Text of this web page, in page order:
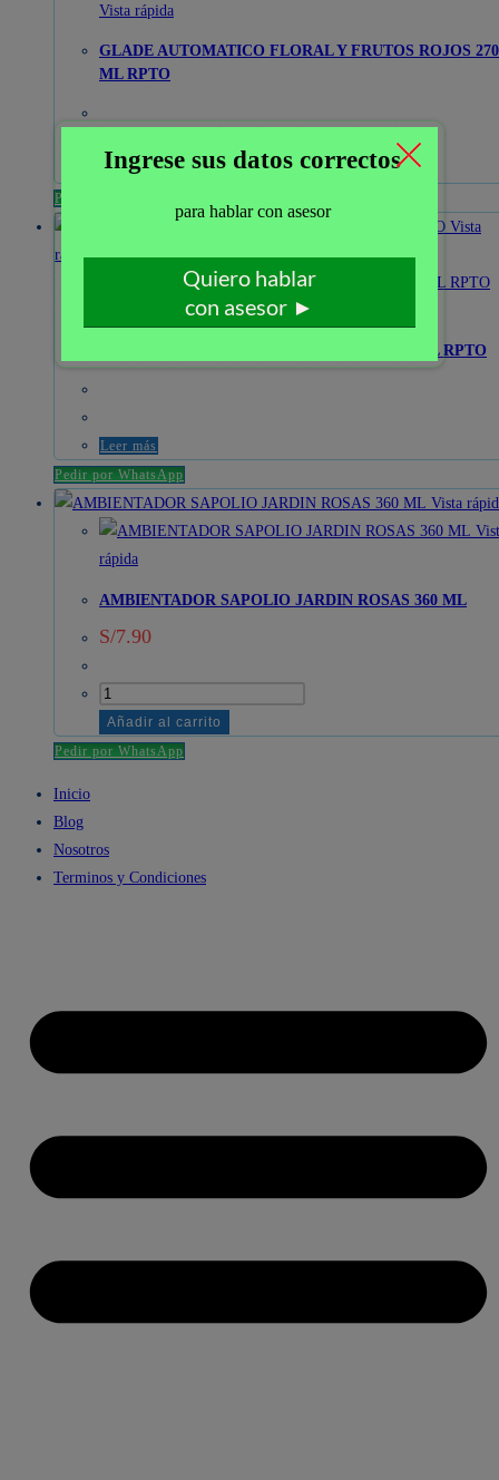
Vista rápida
GLADE AUTOMATICO FLORAL Y FRUTOS ROJOS 270
ML RPTO
Leer más
Pedir por WhatsApp
Vista
rápida
GLADE AUTOMATICO PARAISO AZUL 270 ML RPTO
Leer más
Pedir por WhatsApp
Vista
rápida
AMBIENTADOR SAPOLIO JARDIN ROSAS 360 ML
S/7.90
AMBIENTADOR
SAPOLIO
JARDIN
cantidad
Añadir al carrito
Pedir por WhatsApp
Inicio
Blog
Nosotros
Terminos y Condiciones